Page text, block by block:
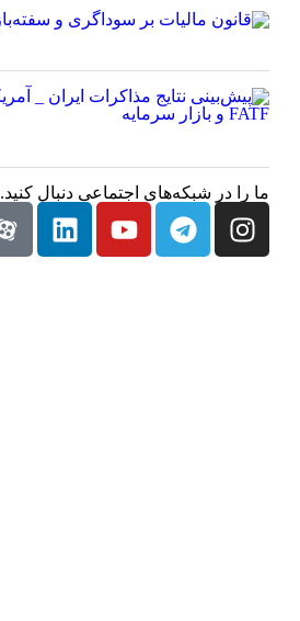
ما را در شبکه‌های اجتماعی دنبال کنید.